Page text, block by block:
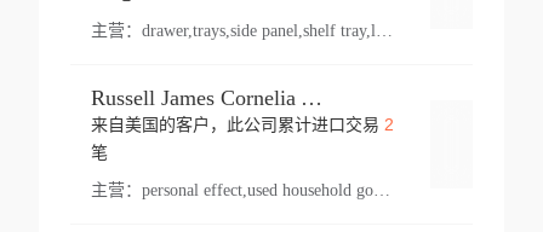
主营：
Russell James Cornelia Arlington Va
来自美国的客户，此公司累计进口交易 2
笔
主营： personal effect,used household goods